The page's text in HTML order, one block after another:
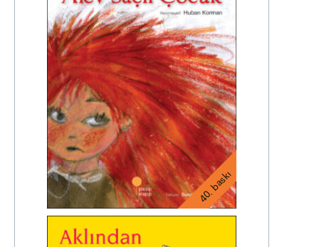
40. baskı